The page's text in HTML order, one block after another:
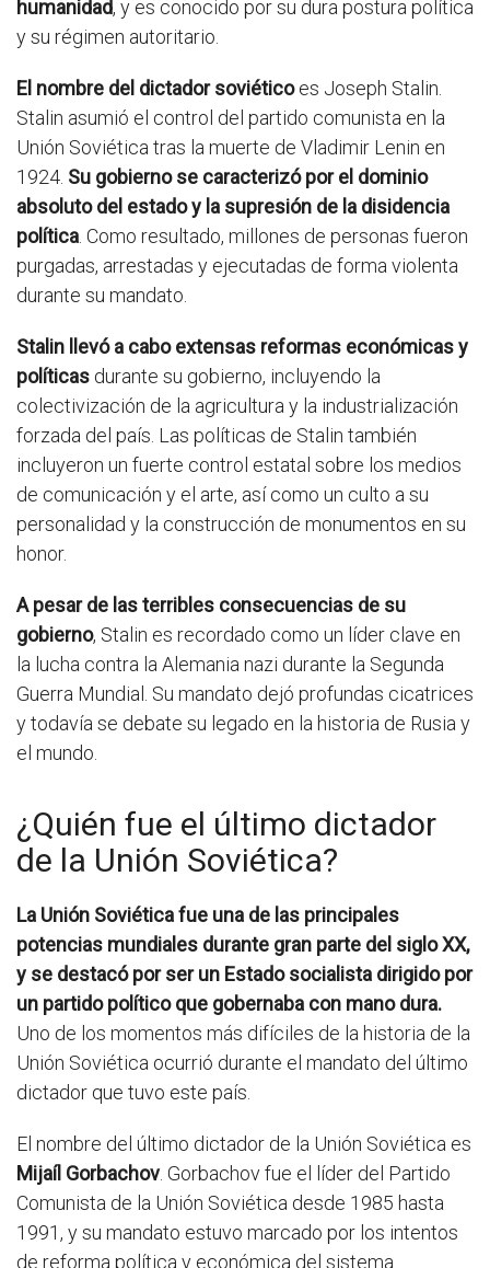
humanidad, y es conocido por su dura postura política
y su régimen autoritario.
El nombre del dictador soviéticoes Joseph Stalin.
Stalin asumió el control del partido comunista en la
Unión Soviética tras la muerte de Vladimir Lenin en
1924. Su gobierno se caracterizó por el dominio
absoluto del estado y la supresión de la disidencia
política. Como resultado, millones de personas fueron
purgadas, arrestadas y ejecutadas de forma violenta
durante su mandato.
Stalin llevó a cabo extensas reformas económicas y
políticas durante su gobierno, incluyendo la
colectivización de la agricultura y la industrialización
forzada del país. Las políticas de Stalin también
incluyeron un fuerte control estatal sobre los medios
de comunicación y el arte, así como un culto a su
personalidad y la construcción de monumentos en su
honor.
A pesar de las terribles consecuencias de su
gobierno, Stalin es recordado como un líder clave en
la lucha contra la Alemania nazi durante la Segunda
Guerra Mundial. Su mandato dejó profundas cicatrices
y todavía se debate su legado en la historia de Rusia y
el mundo.
¿Quién fue el último dictador
de la Unión Soviética?
La Unión Soviética fue una de las principales
potencias mundiales durante gran parte del siglo XX,
y se destacó por ser un Estado socialista dirigido por
un partido político que gobernaba con mano dura.
Uno de los momentos más difíciles de la historia de la
Unión Soviética ocurrió durante el mandato del último
dictador que tuvo este país.
El nombre del último dictador de la Unión Soviética es
Mijaíl Gorbachov. Gorbachov fue el líder del Partido
Comunista de la Unión Soviética desde 1985 hasta
1991, y su mandato estuvo marcado por los intentos
de reforma política y económica del sistema